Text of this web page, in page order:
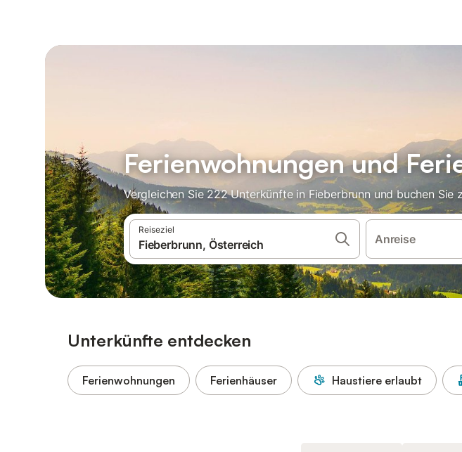
Ferienwohnungen und
Vergleichen Sie 222 Unterkünfte in Fieberbrunn und buchen Sie
Reiseziel
Anreise
Unterkünfte entdecken
Ferienwohnungen Ferienhäuser Haustiere erlaubt